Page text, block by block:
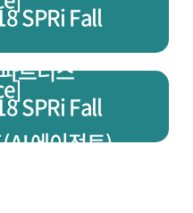
트너스
에이전트)
SPRi Fall
SPRi Fall